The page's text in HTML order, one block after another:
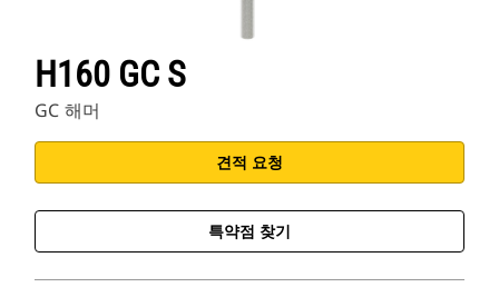
H160 GC S
GC 해머
견적 요청
특약점 찾기